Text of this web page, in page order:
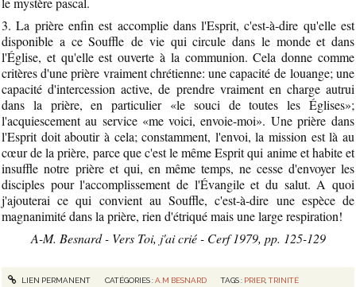
3. La prière enfin est accomplie dans l'Esprit, c'est-à-dire qu'elle est
disponible a ce Souffle de vie qui circule dans le monde et dans
l'Église, et qu'elle est ouverte à la communion. Cela donne comme
critères d'une prière vraiment chrétienne: une capacité de louange; une
capacité d'intercession active, de prendre vraiment en charge autrui
dans la prière, en particulier «le souci de toutes les Églises»;
l'acquiescement au service «me voici, envoie-moi». Une prière dans
l'Esprit doit aboutir à cela; constamment, l'envoi, la mission est là au
cœur de la prière, parce que c'est le même Esprit qui anime et habite et
insuffle notre prière et qui, en même temps, ne cesse d'envoyer les
disciples pour l'accomplissement de l'Évangile et du salut. A quoi
j'ajouterai ce qui convient au Souffle, c'est-à-dire une espèce de
magnanimité dans la prière, rien d'étriqué mais une large respiration!
A-M. Besnard - Vers Toi, j'ai crié - Cerf 1979, pp. 125-129
LIEN PERMANENT CATÉGORIES :A.M BESNARD TAGS : PRIER ,TRINITÉ